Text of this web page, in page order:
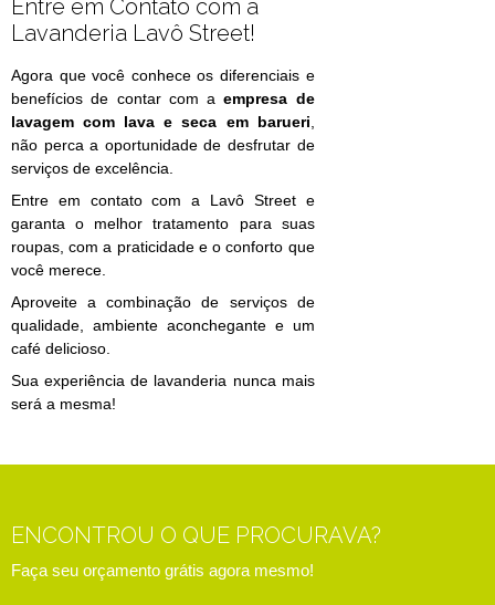
Entre em Contato com a
Lavanderia Lavô Street!
Agora que você conhece os diferenciais e
benefícios de contar com aempresa de
lavagem com lava e seca em barueri
não perca a oportunidade de desfrutar de
serviços de excelência.
Entre em contato com a Lavô Street e
garanta o melhor tratamento para suas
roupas, com a praticidade e o conforto que
você merece.
Aproveite a combinação de serviços de
qualidade, ambiente aconchegante e um
café delicioso.
Sua experiência de lavanderia nunca mais
será a mesma!
ENCONTROU O QUE PROCURAVA?
Faça seu orçamento grátis agora mesmo!